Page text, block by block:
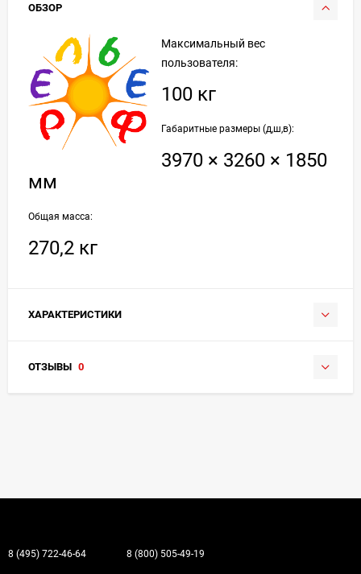
ОБЗОР
Максимальный вес
пользователя:
100 кг
Габаритные размеры (д,ш,в):
3970 × 3260 × 1850
мм
Общая масса:
270,2 кг
ХАРАКТЕРИСТИКИ
ОТЗЫВЫ 0
8 (495) 722-46-64 8 (800) 505-49-19